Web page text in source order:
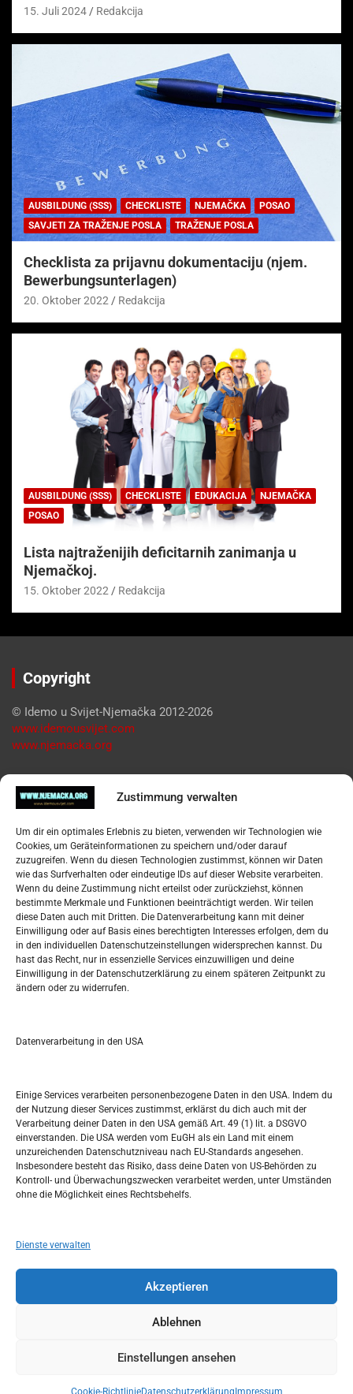
Zustimmung verwalten
Um dir ein optimales Erlebnis zu bieten, verwenden wir Technologien wie
Cookies, um Geräteinformationen zu speichern und/oder darauf
zuzugreifen. Wenn du diesen Technologien zustimmst, können wir Daten
wie das Surfverhalten oder eindeutige IDs auf dieser Website verarbeiten.
Wenn du deine Zustimmung nicht erteilst oder zurückziehst, können
bestimmte Merkmale und Funktionen beeinträchtigt werden. Wir teilen
diese Daten auch mit Dritten. Die Datenverarbeitung kann mit deiner
Einwilligung oder auf Basis eines berechtigten Interesses erfolgen, dem du
in den individuellen Datenschutzeinstellungen widersprechen kannst. Du
hast das Recht, nur in essenzielle Services einzuwilligen und deine
Einwilligung in der Datenschutzerklärung zu einem späteren Zeitpunkt zu
ändern oder zu widerrufen.
Datenverarbeitung in den USA
Einige Services verarbeiten personenbezogene Daten in den USA. Indem du
der Nutzung dieser Services zustimmst, erklärst du dich auch mit der
Verarbeitung deiner Daten in den USA gemäß Art. 49 (1) lit. a DSGVO
einverstanden. Die USA werden vom EuGH als ein Land mit einem
unzureichenden Datenschutzniveau nach EU-Standards angesehen.
Insbesondere besteht das Risiko, dass deine Daten von US-Behörden zu
Kontroll- und Überwachungszwecken verarbeitet werden, unter Umständen
ohne die Möglichkeit eines Rechtsbehelfs.
Dienste verwalten
Akzeptieren
Ablehnen
Einstellungen ansehen
Cookie-RichtlinieDatenschutzerklärung Impressum
15. Juli 2024 Redakcija
AUSBILDUNG (SSS) CHECKLISTE NJEMAČKA
POSAO
SAVJETI ZA TRAŽENJE POSLA
TRAŽENJE POSLA
Checklista za prijavnu dokumentaciju (njem.
Bewerbungsunterlagen)
20. Oktober 2022 Redakcija
AUSBILDUNG (SSS) CHECKLISTE EDUKACIJA
NJEMAČKA
POSAO
Lista najtraženijih deficitarnih zanimanja u
Njemačkoj.
15. Oktober 2022 Redakcija
Copyright
© Idemo u Svijet-Njemačka 2012-2026
www.idemousvijet.com
www.njemacka.org
Pregled
Datenschutzerklärung
Widerufsbelehrung
Oglašavanje / Postavite svoj oglas
Tko je “Idemo u Svijet – Njemačka?
Pretražite stranicu:
S
AUGUST 2023
M D M D F S
1 2 3 4 5
7 8 9 10 11 12 13
21 22
28 29 30 31
« Juli Sep. »
Copyright © 2026Idemo u Svijet-Njemacka!
Theme by:Theme Horse Proudly Powered by: